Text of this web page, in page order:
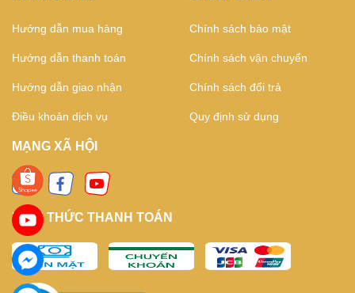
Hướng dẫn mua hàng
Hướng dẫn thanh toán
Hướng dẫn giao nhận
Điều khoản dịch vụ
Chính sách bảo mật
Chính sách vận chuyển
Chính sách đổi trả
Quy định sử dụng
MẠNG XÃ HỘI
HÌNH THỨC THANH TOÁN